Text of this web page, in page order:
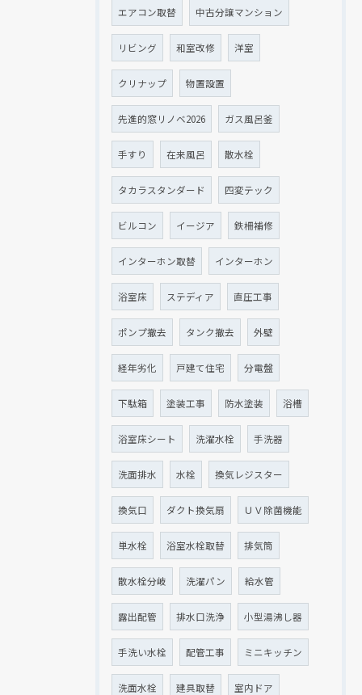
エアコン取替 中古分譲マンション
リビング 和室改修 洋室
クリナップ 物置設置
先進的窓リノベ2026 ガス風呂釜
手すり 在来風呂 散水栓
タカラスタンダード 四変テック
ビルコン イージア 鉄柵補修
インターホン取替 インターホン
浴室床 ステディア 直圧工事
ポンプ撤去 タンク撤去 外壁
経年劣化 戸建て住宅 分電盤
下駄箱 塗装工事 防水塗装 浴槽
浴室床シート 洗濯水栓 手洗器
洗面排水 水栓 換気レジスター
換気口 ダクト換気扇 ＵＶ除菌機能
単水栓 浴室水栓取替 排気筒
散水栓分岐 洗濯パン 給水管
露出配管 排水口洗浄 小型湯沸し器
手洗い水栓 配管工事 ミニキッチン
洗面水栓 建具取替 室内ドア